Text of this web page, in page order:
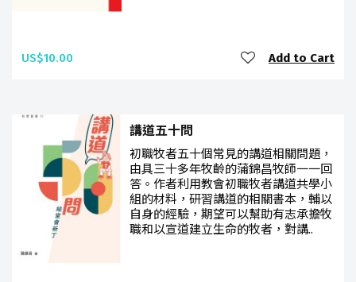
US$10.00 Add to Cart
講道五十問
初職牧者五十個常見的講道相關問題，
由具三十多年牧齡的蒲錦昌牧師一一回
答。作者利用教會初職牧者講道共學小
組的材料，研習講道的相關書本，輔以
自身的經驗，期望可以幫助有志承擔牧
職和以宣道建立生命的牧者，對講..